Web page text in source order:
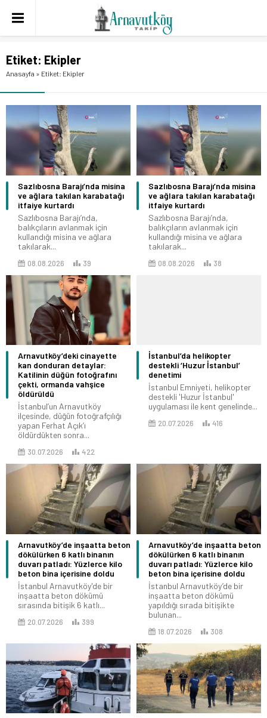
Etiket: Ekipler
Anasayfa » Etiket: Ekipler
Sazlıbosna Barajı’nda misina
ve ağlara takılan karabatağı
itfaiye kurtardı
Sazlıbosna Barajı’nda,
balıkçıların avlanmak için
kullandığı misina ve ağlara
takılarak...
08.08.2026 39
Sazlıbosna Barajı’nda misina
ve ağlara takılan karabatağı
itfaiye kurtardı
Sazlıbosna Barajı’nda,
balıkçıların avlanmak için
kullandığı misina ve ağlara
takılarak...
08.08.2026 38
Arnavutköy’deki cinayette
kan donduran detaylar:
Katilinin düğün fotoğrafını
çekti, ormanda vahşice
öldürüldü
İstanbul’un Arnavutköy
ilçesinde, düğün fotoğrafçılığı
yapan Ferhat Açık’ı
öldürdükten sonra...
30.07.2026 422
İstanbul’da helikopter
destekli ‘Huzur İstanbul’
denetimi
İstanbul Emniyeti, helikopter
destekli 'Huzur İstanbul'
uygulaması ile kent genelinde...
20.07.2026 416
Arnavutköy’de inşaatta beton
dökülürken 6 katlı binanın
duvarı patladı: Yüzlerce kilo
beton bina içerisine doldu
İstanbul Arnavutköy'de bir
inşaatta beton dökümü
sırasında bitişik 6 katlı...
20.07.2026 399
Arnavutköy’de inşaatta beton
dökülürken 6 katlı binanın
duvarı patladı: Yüzlerce kilo
beton bina içerisine doldu
İstanbul Arnavutköy’de bir
inşaatta beton dökümü
yapıldığı sırada bitişikte
bulunan...
18.07.2026 308